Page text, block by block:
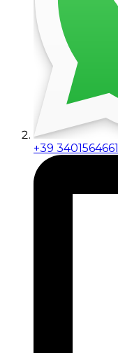
+39 3401564661